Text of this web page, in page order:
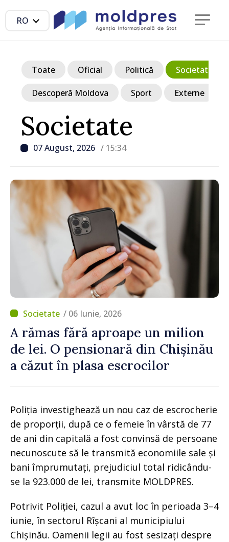
RO
Societate
07 August, 2026 / 15:34
Toate Oficial Politică Societate
Descoperă Moldova Sport Externe
/ 06 Iunie, 2026
A rămas fără aproape un milion
de lei. O pensionară din Chișinău
a căzut în plasa escrocilor
Poliția investighează un nou caz de escrocherie
de proporții, după ce o femeie în vârstă de 77
de ani din capitală a fost convinsă de persoane
necunoscute să le transmită economiile sale și
bani împrumutați, prejudiciul total ridicându-
se la 923.000 de lei, transmite MOLDPRES.
Potrivit Poliției, cazul a avut loc în perioada 3–4
iunie, în sectorul Rîșcani al municipiului
Chișinău. Oamenii legii au fost sesizați despre